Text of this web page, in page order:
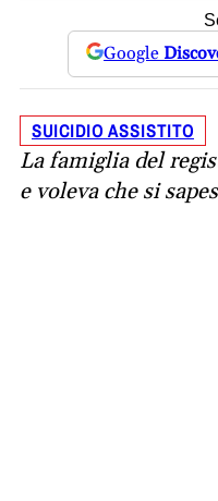
Google
SUICIDIO ASSISTITO
La famiglia del
e voleva che si